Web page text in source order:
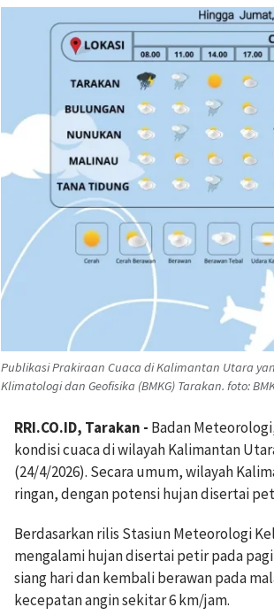
Publikasi Prakiraan Cuaca di Kalimantan Utara
Klimatologi dan Geofisika (BMKG) Tarakan. foto:
RRI.CO.ID, Tarakan - Badan
kondisi cuaca di wilayah Kalimantan
(24/4/2026). Secara umum, wilayah
ringan, dengan potensi hujan disertai
Berdasarkan rilis Stasiun Meteorologi
mengalami hujan disertai petir pada
siang hari dan kembali berawan pada
kecepatan angin sekitar 6 km/jam.